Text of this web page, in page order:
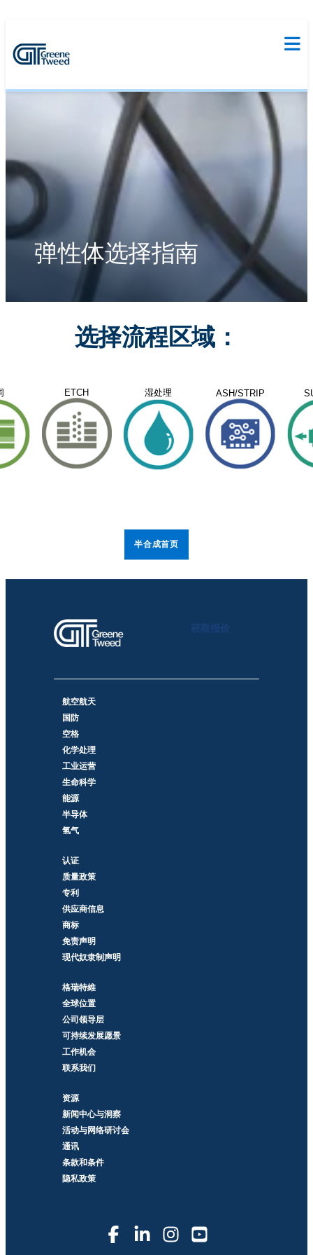
弹性体选择指南
选择流程区域：
ETCH 湿处理 ASH/STRIP
半合成首页
获取报价
航空航天
国防
空格
化学处理
工业运营
生命科学
能源
半导体
氢气
认证
质量政策
专利
供应商信息
商标
免责声明
现代奴隶制声明
格瑞特維
全球位置
公司领导层
可持续发展愿景
工作机会
联系我们
资源
新闻中心与洞察
活动与网络研讨会
通讯
条款和条件
隐私政策